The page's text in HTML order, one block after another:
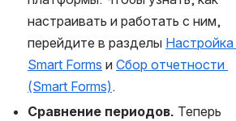
настраивать и работать с ним,
перейдите в разделы Настройка
Smart Forms и Сбор отчетности
(Smart Forms).
Сравнение периодов. Теперь